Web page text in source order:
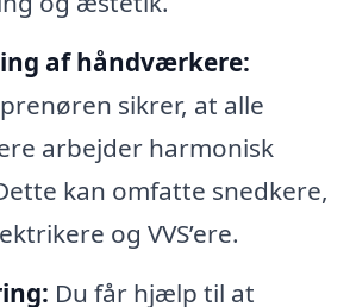
af håndværkere:
sikrer, at alle
arbejder harmonisk
kan omfatte snedkere,
og VVS’ere.
Du får hjælp til at